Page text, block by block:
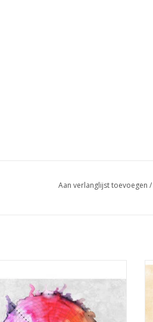
Aan verlanglijst toevoegen /
AAN WINKELWAGEN